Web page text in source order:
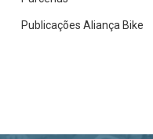
Publicações Aliança Bike